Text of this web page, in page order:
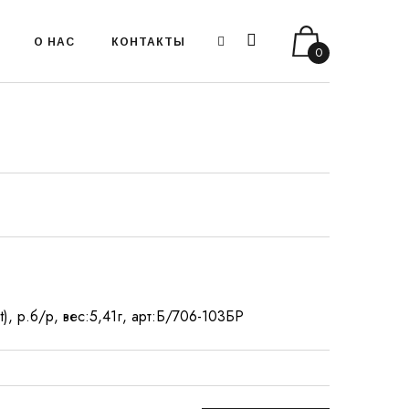
0
О НАС КОНТАКТЫ
р.б/р, вес:5,41г, арт:Б/706-103БР